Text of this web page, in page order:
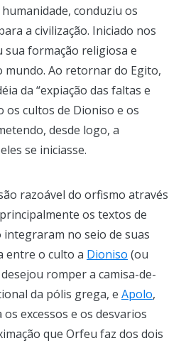
conduziu os
a civilização. Iniciado nos
sua formação religiosa e
mundo. Ao retornar do Egito,
da “expiação das faltas e
os cultos de Dioniso e os
desde logo, a
se iniciasse.
razoável do orfismo através
os textos de
no seio de suas
entre o culto a Dioniso (ou
romper a camisa-de-
da pólis grega, e Apolo,
excessos e os desvarios
que Orfeu faz dos dois